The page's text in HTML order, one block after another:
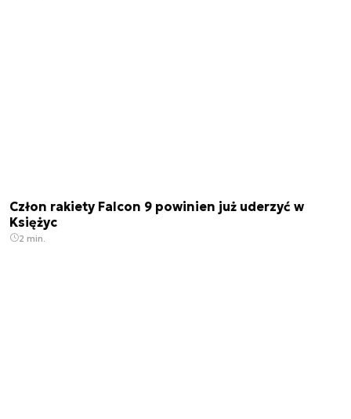
Człon rakiety Falcon 9 powinien już uderzyć w
Księżyc
2 min.